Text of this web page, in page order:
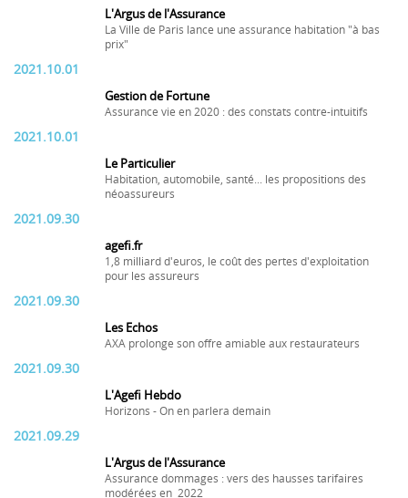
L'Argus de l'Assurance
La Ville de Paris lance une assurance habitation "à bas
prix"
2021.10.01
Gestion de Fortune
Assurance vie en 2020 : des constats contre-intuitifs
2021.10.01
Le Particulier
Habitation, automobile, santé... les propositions des
néoassureurs
2021.09.30
agefi.fr
1,8 milliard d'euros, le coût des pertes d'exploitation
pour les assureurs
2021.09.30
Les Echos
AXA prolonge son offre amiable aux restaurateurs
2021.09.30
L'Agefi Hebdo
Horizons - On en parlera demain
2021.09.29
L'Argus de l'Assurance
Assurance dommages : vers des hausses tarifaires
modérées en 2022